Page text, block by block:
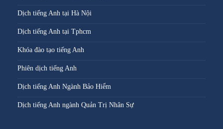
Dịch tiếng Anh tại Hà Nội
Dịch tiếng Anh tại Tphcm
Khóa đào tạo tiếng Anh
Phiên dịch tiếng Anh
Dịch tiếng Anh Ngành Bảo Hiểm
Dịch tiếng Anh ngành Quản Trị Nhân Sự